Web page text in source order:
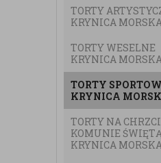
TORTY
KRYNICA
TORTY WESELNE
KRYNICA
TORTY
KRYNICA
TORTY NA
KOMUNIE
KRYNICA